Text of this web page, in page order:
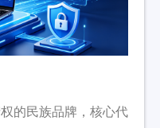
的民族品牌，核心代